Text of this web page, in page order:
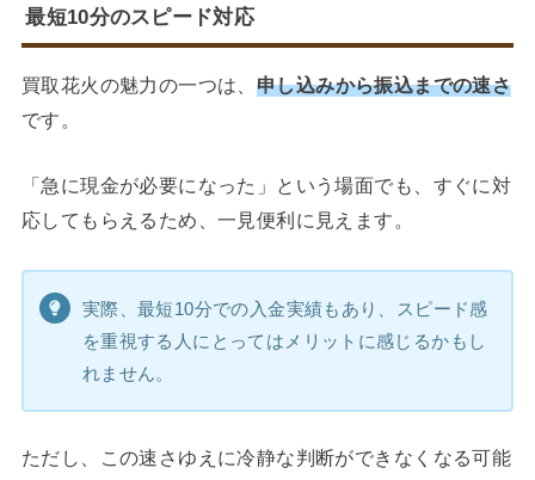
最短10分のスピード対応
買取花火の魅力の一つは、 申し込みから振込までの速さ
です。
「急に現金が必要になった」という場面でも、すぐに対
応してもらえるため、一見便利に見えます。
実際、最短10分での入金実績もあり、スピード感
を重視する人にとってはメリットに感じるかもし
れません。
ただし、この速さゆえに冷静な判断ができなくなる可能